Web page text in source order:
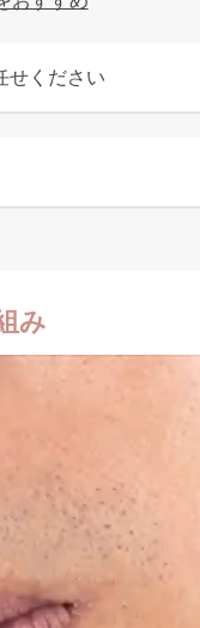
せください
み